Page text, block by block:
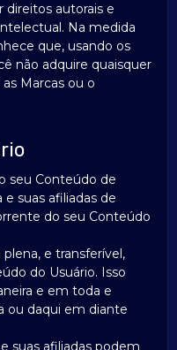
direitos autorais e
Na medida
que, usando os
não adquire quaisquer
Marcas ou o
seu Conteúdo de
e suas afiliadas de
do seu Conteúdo
e transferível,
do Usuário. Isso
e em toda e
ou daqui em diante
suas afiliadas podem